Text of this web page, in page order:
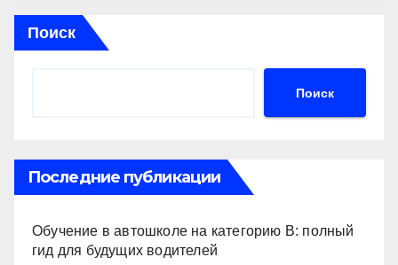
s
A
ki
ть
Поиск
Поиск
Последние публикации
Обучение в автошколе на категорию В: полный
гид для будущих водителей